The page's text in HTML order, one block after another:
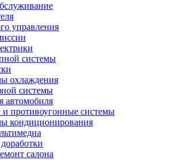
управления
системы
охлаждения
системы
автомобиля
противоугонные системы
кондиционирования
салона